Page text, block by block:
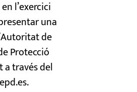
l’exercici
una
de
Protecció
a través del
.